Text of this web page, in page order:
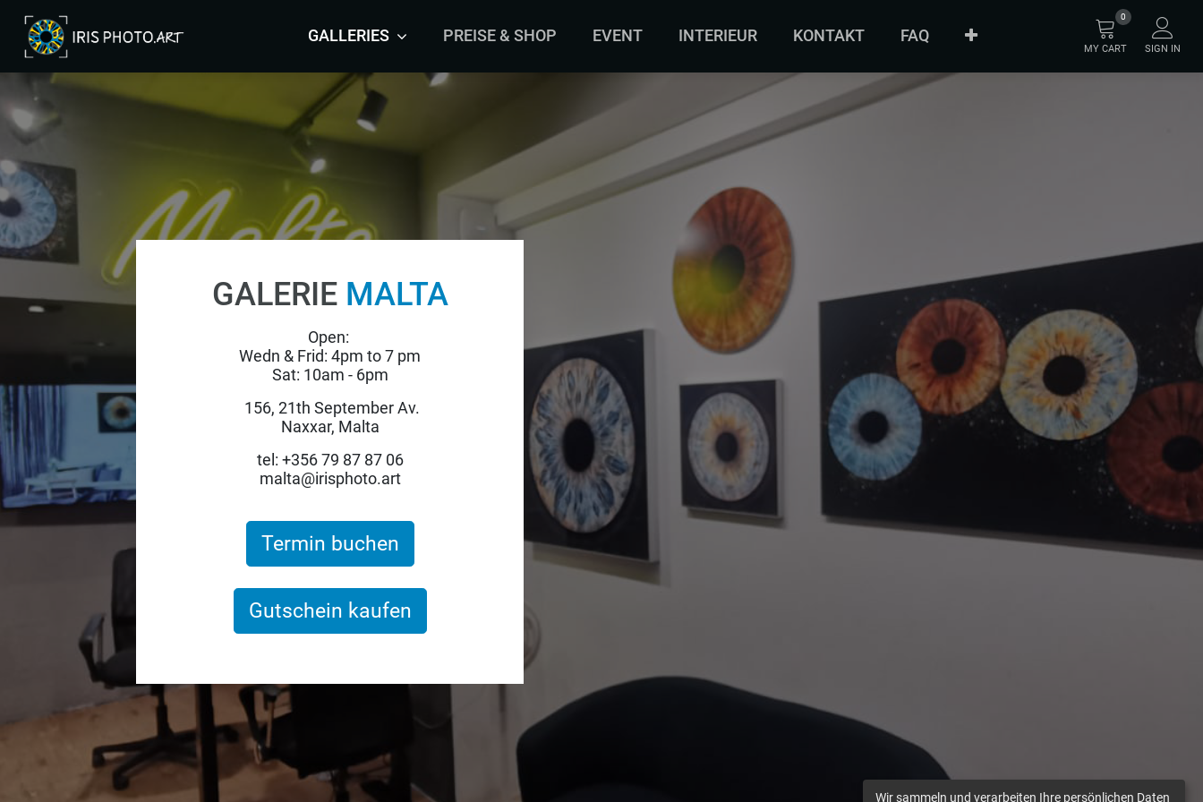
GALLERIES
ARRAS
BRUSSELS
COLMAR
LEERS
MALTA
MAURITIUS
YVELINES
PREISE & SHOP EVENT INTERIEUR KONTAKT FAQ
MY CART
0
SIGN IN
GALERIE MALTA
Open:
Wedn & Frid: 4pm to 7 pm
Sat: 10am - 6pm
156, 21th September Av.
Naxxar, Malta
tel: +356 79 87 87 06
malta@irisphoto.art
Termin buchen
Gutschein kaufen
Wir sammeln und verarbeiten Ihre persönlichen Daten